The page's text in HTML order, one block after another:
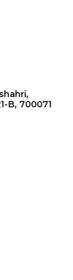
B, 700071